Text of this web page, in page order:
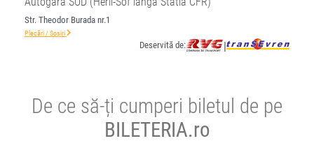
Str. Theodor Burada nr.1
Plecări / Sosiri
Deservită de: |
De ce să-ți cumperi biletul de pe
BILETERIA.ro